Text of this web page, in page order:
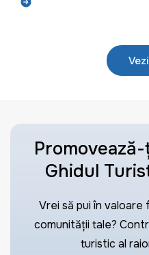
Ghidul
Vrei să pui în
comunității tale?
turistic al